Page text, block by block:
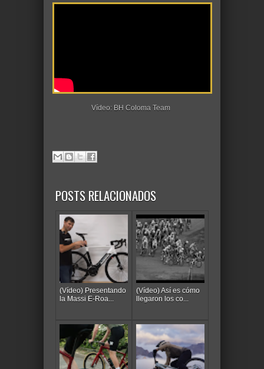
Vídeo: BH Coloma Team
POSTS RELACIONADOS
(Vídeo) Presentando
la Massi E-Roa...
(Vídeo) Así es cómo
llegaron los co...